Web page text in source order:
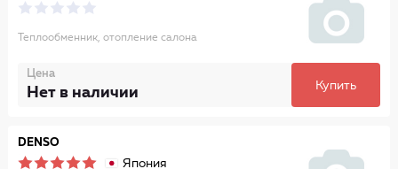
Теплообменник, отопление салона
Цена
Нет в наличии Купить
DENSO
Япония